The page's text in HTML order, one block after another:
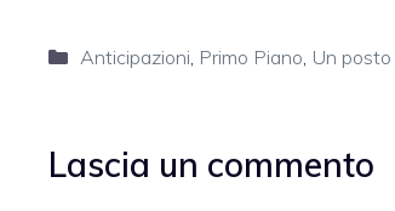
Categorie
Anticipazioni Primo Piano Un posto
Lascia un commento